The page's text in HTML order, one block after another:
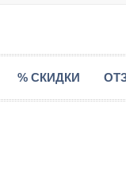
% СКИДКИ